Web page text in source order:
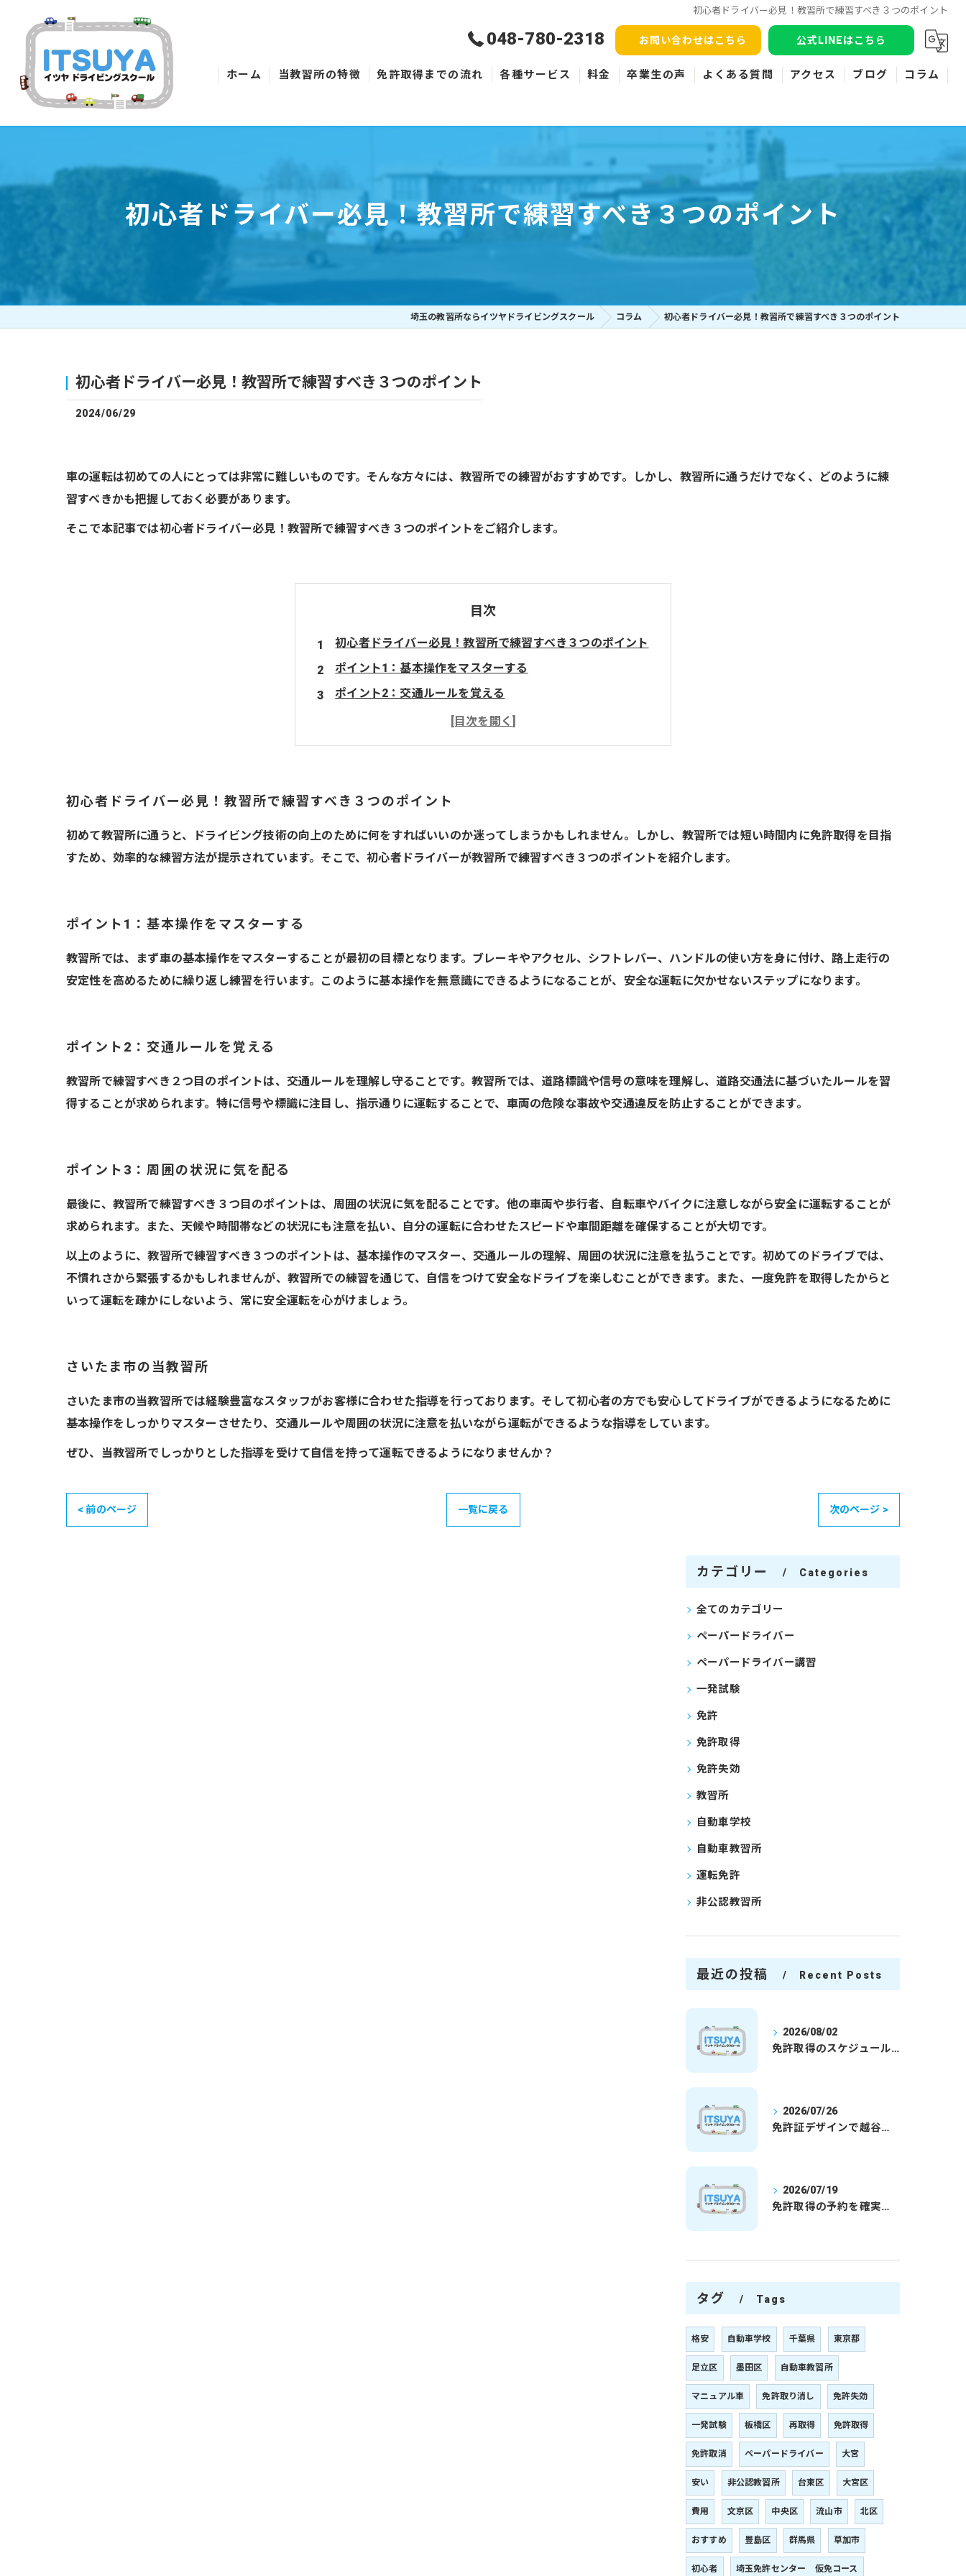
初心者ドライバー必見！教習所で練習すべき３つのポイント
048-780-2318 お問い合わせはこちら 公式LINEはこちら
ホーム 当教習所の特徴 免許取得までの流れ 各種サービス
ペーパードライバー
料金 卒業生の声 よくある質問 アクセス ブログ コラム
初心者ドライバー必見！教習所で練習すべき３つのポイント
埼玉の教習所ならイツヤドライビングスクール コラム 初心者ドライバー必見！教習所で練習すべき３つのポイント
初心者ドライバー必見！教習所で練習すべき３つのポイント
2024/06/29
車の運転は初めての人にとっては非常に難しいものです。そんな方々には、教習所での練習がおすすめです。しかし、教習所に通うだけでなく、どのように練
習すべきかも把握しておく必要があります。
そこで本記事では初心者ドライバー必見！教習所で練習すべき３つのポイントをご紹介します。
目次
初心者ドライバー必見！教習所で練習すべき３つのポイント
ポイント1：基本操作をマスターする
ポイント2：交通ルールを覚える
ポイント3：周囲の状況に気を配る
さいたま市の当教習所
初心者ドライバー必見！教習所で練習すべき３つのポイント
初めて教習所に通うと、ドライビング技術の向上のために何をすればいいのか迷ってしまうかもしれません。しかし、教習所では短い時間内に免許取得を目指
すため、効率的な練習方法が提示されています。そこで、初心者ドライバーが教習所で練習すべき３つのポイントを紹介します。
ポイント1：基本操作をマスターする
教習所では、まず車の基本操作をマスターすることが最初の目標となります。ブレーキやアクセル、シフトレバー、ハンドルの使い方を身に付け、路上走行の
安定性を高めるために繰り返し練習を行います。このように基本操作を無意識にできるようになることが、安全な運転に欠かせないステップになります。
ポイント2：交通ルールを覚える
教習所で練習すべき２つ目のポイントは、交通ルールを理解し守ることです。教習所では、道路標識や信号の意味を理解し、道路交通法に基づいたルールを習
得することが求められます。特に信号や標識に注目し、指示通りに運転することで、車両の危険な事故や交通違反を防止することができます。
ポイント3：周囲の状況に気を配る
最後に、教習所で練習すべき３つ目のポイントは、周囲の状況に気を配ることです。他の車両や歩行者、自転車やバイクに注意しながら安全に運転することが
求められます。また、天候や時間帯などの状況にも注意を払い、自分の運転に合わせたスピードや車間距離を確保することが大切です。
以上のように、教習所で練習すべき３つのポイントは、基本操作のマスター、交通ルールの理解、周囲の状況に注意を払うことです。初めてのドライブでは、
不慣れさから緊張するかもしれませんが、教習所での練習を通じて、自信をつけて安全なドライブを楽しむことができます。また、一度免許を取得したからと
いって運転を疎かにしないよう、常に安全運転を心がけましょう。
さいたま市の当教習所
さいたま市の当教習所では経験豊富なスタッフがお客様に合わせた指導を行っております。そして初心者の方でも安心してドライブができるようになるために
基本操作をしっかりマスターさせたり、交通ルールや周囲の状況に注意を払いながら運転ができるような指導をしています。
ぜひ、当教習所でしっかりとした指導を受けて自信を持って運転できるようになりませんか？
< 前のページ 一覧に戻る 次のページ >
カテゴリー Categories
全てのカテゴリー
ペーパードライバー
ペーパードライバー講習
一発試験
免許
免許取得
免許失効
教習所
自動車学校
自動車教習所
運転免許
非公認教習所
最近の投稿 Recent Posts
2026/08/02
免許取得のスケジュールを徹底解説学生社会人の通学合宿別プランで最短取得のコツ
2026/07/26
免許証デザインで越谷市愛を表現する埼玉県さいたま市越谷市の免許取得完全ガイド
2026/07/19
免許取得の予約を確実に取るための最新ガイドと一発試験合格の実践法
タグ Tags
格安 自動車学校 千葉県 東京都
足立区 墨田区 自動車教習所
マニュアル車 免許取り消し 免許失効
一発試験 板橋区 再取得 免許取得
免許取消 ペーパードライバー 大宮
安い 非公認教習所 台東区 大宮区
費用 文京区 中央区 流山市 北区
おすすめ 豊島区 群馬県 草加市
初心者 埼玉免許センター 仮免コース